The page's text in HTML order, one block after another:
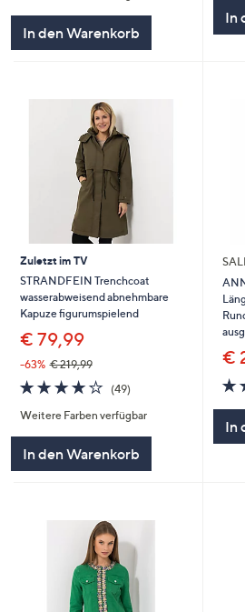
In den Warenkorb
In
Zuletzt im TV
STRANDFEIN Trenchcoat
wasserabweisend abnehmbare
Kapuze figurumspielend
€ 79,99
-63% € 219,99
3.7
von
5
(49)49
Weitere Farben verfügbar
In den Warenkorb
€
In